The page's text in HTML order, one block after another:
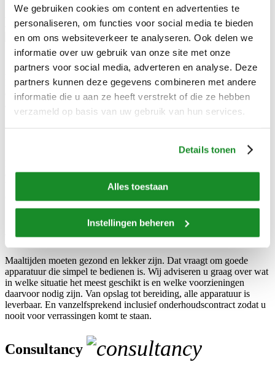
We gebruiken cookies om content en advertenties te
personaliseren, om functies voor social media te bieden
en om ons websiteverkeer te analyseren. Ook delen we
informatie over uw gebruik van onze site met onze
partners voor social media, adverteren en analyse. Deze
partners kunnen deze gegevens combineren met andere
informatie die u aan ze heeft verstrekt of die ze hebben
verzameld op basis van uw gebruik van hun services.
Details tonen
Alles toestaan
Instellingen beheren
Boodschappenservice
Al uw boodschappen geleverd door één partij? Dat kan! Naast alle
levensmiddelen kunt u ook boodschappen als schoonmaakmiddelen
en verzorgingsartikelen bij ons bestellen. Wij zorgen er dan voor dat
dan kunt u een beroep doen op onze cateringmogelijkheden. Zo
bent u verzekerd van vakbekwaam personeel dat uw cliënten
Maaltijden moeten gezond en lekker zijn. Dat vraagt om goede
apparatuur die simpel te bedienen is. Wij adviseren u graag over wat
in welke situatie het meest geschikt is en welke voorzieningen
daarvoor nodig zijn. Van opslag tot bereiding, alle apparatuur is
leverbaar. En vanzelfsprekend inclusief onderhoudscontract zodat u
nooit voor verrassingen komt te staan.
Consultancy